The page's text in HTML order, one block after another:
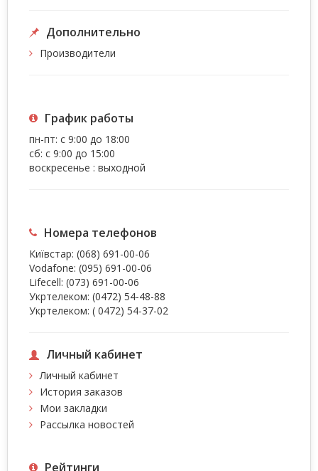
Дополнительно
Производители
График работы
пн-пт: с 9:00 до 18:00
сб: с 9:00 до 15:00
воскресенье : выходной
Номера телефонов
Київстар: (068) 691-00-06
Vodafone: (095) 691-00-06
Lifecell: (073) 691-00-06
Укртелеком: (0472) 54-48-88
Укртелеком: ( 0472) 54-37-02
Личный кабинет
Личный кабинет
История заказов
Мои закладки
Рассылка новостей
Рейтинги